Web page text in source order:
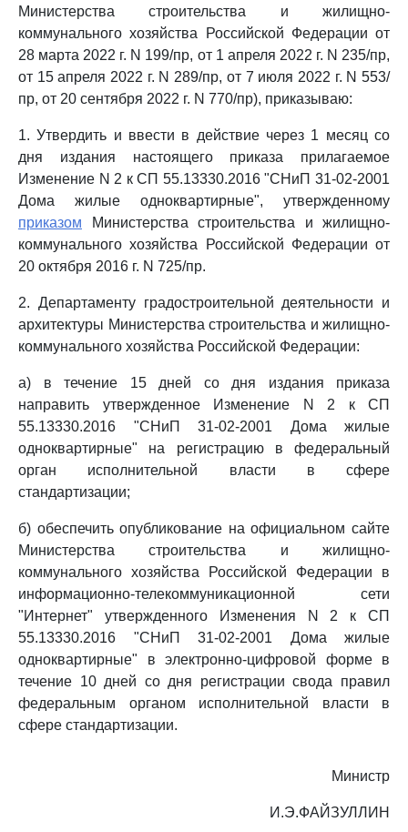
Министерства строительства и жилищно-
коммунального хозяйства Российской Федерации от
28 марта 2022 г. N 199/пр, от 1 апреля 2022 г. N 235/пр,
от 15 апреля 2022 г. N 289/пр, от 7 июля 2022 г. N 553/
пр, от 20 сентября 2022 г. N 770/пр), приказываю:
1. Утвердить и ввести в действие через 1 месяц со
дня издания настоящего приказа прилагаемое
Изменение N 2 к СП 55.13330.2016 "СНиП 31-02-2001
Дома жилые одноквартирные", утвержденному
приказом Министерства строительства и жилищно-
коммунального хозяйства Российской Федерации от
20 октября 2016 г. N 725/пр.
2. Департаменту градостроительной деятельности и
архитектуры Министерства строительства и жилищно-
коммунального хозяйства Российской Федерации:
а) в течение 15 дней со дня издания приказа
направить утвержденное Изменение N 2 к СП
55.13330.2016 "СНиП 31-02-2001 Дома жилые
одноквартирные" на регистрацию в федеральный
орган исполнительной власти в сфере
стандартизации;
б) обеспечить опубликование на официальном сайте
Министерства строительства и жилищно-
коммунального хозяйства Российской Федерации в
информационно-телекоммуникационной сети
"Интернет" утвержденного Изменения N 2 к СП
55.13330.2016 "СНиП 31-02-2001 Дома жилые
одноквартирные" в электронно-цифровой форме в
течение 10 дней со дня регистрации свода правил
федеральным органом исполнительной власти в
сфере стандартизации.
Министр
И.Э.ФАЙЗУЛЛИН